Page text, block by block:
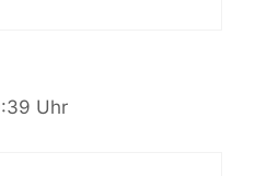
Uhr